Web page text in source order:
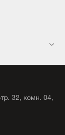
32, комн. 04,